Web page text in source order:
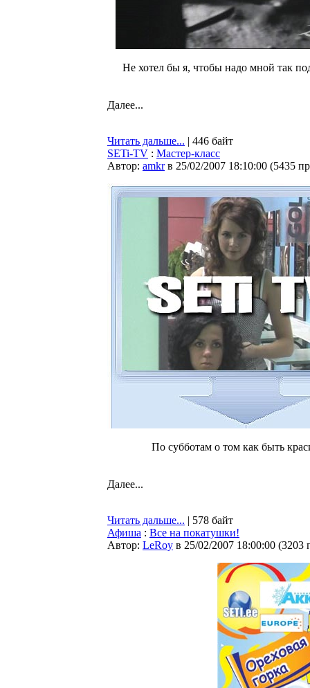
Не хотел бы я, чтобы надо мной так
Далее...
Читать дальше... | 446 байт
SETi-TV : Мастер-класс
Автор: amkr в 25/02/2007 18:10:00 (5435
По субботам о том как быть
Далее...
Читать дальше... | 578 байт
Афиша : Все на покатушки!
Автор: LeRoy в 25/02/2007 18:00:00 (3203